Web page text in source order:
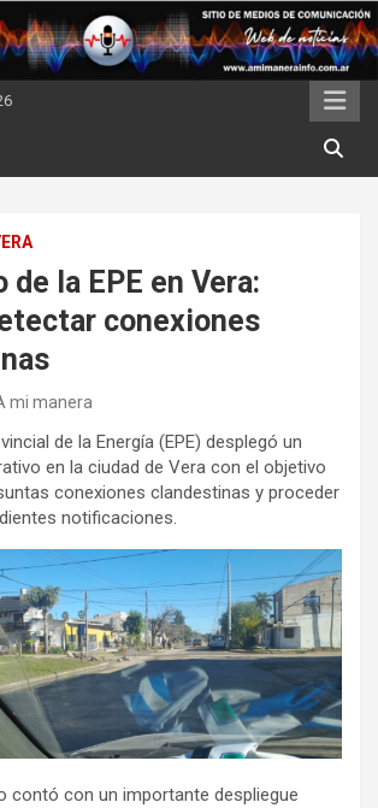
de la EPE en Vera:
conexiones
mi manera
de la Energía (EPE) desplegó un
en la ciudad de Vera con el objetivo
conexiones clandestinas y proceder
notificaciones.
contó con un importante despliegue